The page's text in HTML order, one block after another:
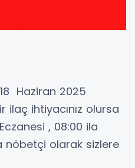
Haziran 2025
ihtiyacınız olursa
, 08:00 ila
nöbetçi olarak sizlere